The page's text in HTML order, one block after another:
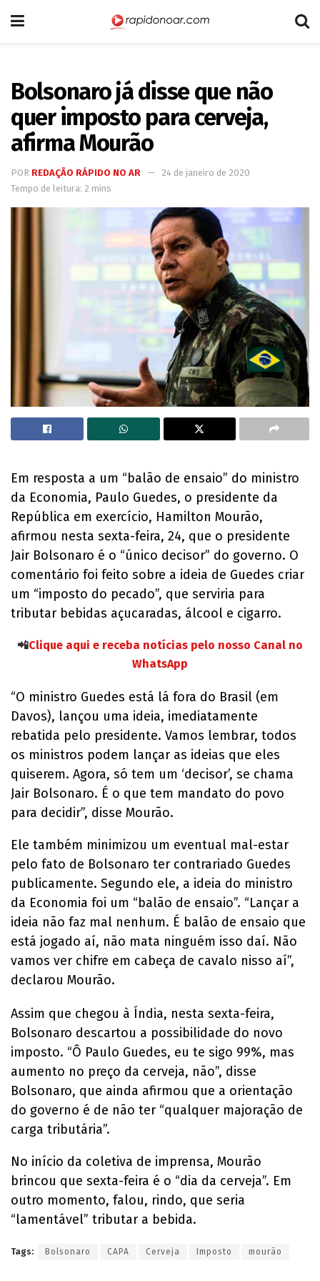
Bolsonaro já disse que não
quer imposto para cerveja,
afirma Mourão
POR REDAÇÃO RÁPIDO NO AR
24 de janeiro de 2020
Tempo de leitura: 2 mins
Em resposta a um “balão de ensaio” do ministro
da Economia, Paulo Guedes, o presidente da
República em exercício, Hamilton Mourão,
afirmou nesta sexta-feira, 24, que o presidente
Jair Bolsonaro é o “único decisor” do governo. O
comentário foi feito sobre a ideia de Guedes criar
um “imposto do pecado”, que serviria para
tributar bebidas açucaradas, álcool e cigarro.
📲Clique aqui e receba notícias pelo nosso Canal no
WhatsApp
“O ministro Guedes está lá fora do Brasil (em
Davos), lançou uma ideia, imediatamente
rebatida pelo presidente. Vamos lembrar, todos
os ministros podem lançar as ideias que eles
quiserem. Agora, só tem um ‘decisor’, se chama
Jair Bolsonaro. É o que tem mandato do povo
para decidir”, disse Mourão.
Ele também minimizou um eventual mal-estar
pelo fato de Bolsonaro ter contrariado Guedes
publicamente. Segundo ele, a ideia do ministro
da Economia foi um “balão de ensaio”. “Lançar a
ideia não faz mal nenhum. É balão de ensaio que
está jogado aí, não mata ninguém isso daí. Não
vamos ver chifre em cabeça de cavalo nisso aí”,
declarou Mourão.
Assim que chegou à Índia, nesta sexta-feira,
Bolsonaro descartou a possibilidade do novo
imposto. “Ô Paulo Guedes, eu te sigo 99%, mas
aumento no preço da cerveja, não”, disse
Bolsonaro, que ainda afirmou que a orientação
do governo é de não ter “qualquer majoração de
carga tributária”.
No início da coletiva de imprensa, Mourão
brincou que sexta-feira é o “dia da cerveja”. Em
outro momento, falou, rindo, que seria
“lamentável” tributar a bebida.
Tags: Bolsonaro CAPA Cerveja Imposto mourão